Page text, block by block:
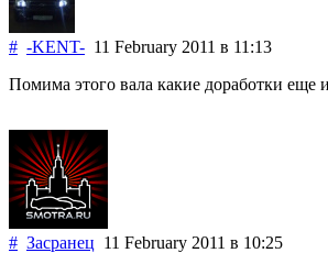
# -KENT- 11 February 2011 в 11:13
Помима этого вала какие доработки еще
# Засранец 11 February 2011 в 10:25